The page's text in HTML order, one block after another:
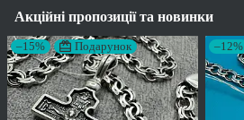
Акційні пропозиції та новинки
–15% Подарунок –12%